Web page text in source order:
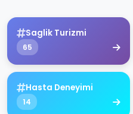
Saglik Turizmi
65
Hasta Deneyimi
14